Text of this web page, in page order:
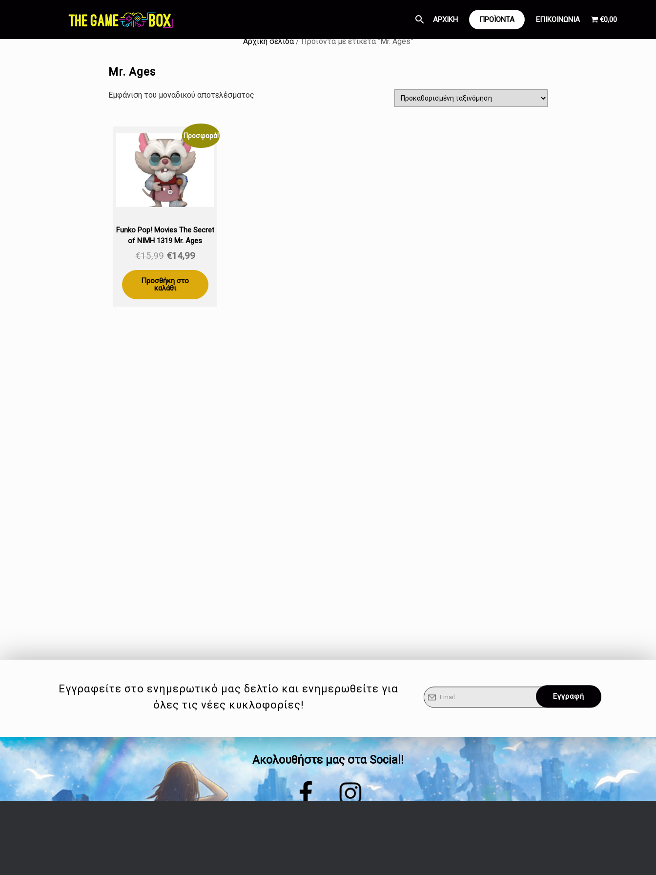
ΑΡΧΙΚΗ ΠΡΟΪΟΝΤΑ ΕΠΙΚΟΙΝΩΝΙΑ €0,00
Αρχική σελίδα/ Προϊόντα με ετικέτα “Mr. Ages”
Mr. Ages
Εμφάνιση του μοναδικού αποτελέσματος
Προσφορά!
Funko Pop! Movies The Secret
of NIMH 1319 Mr. Ages
€15,99 Original
price
was:
€14,99Η
τρέχουσα
τιμή
είναι:
Προσθήκη στο
καλάθι
Εγγραφείτε στο ενημερωτικό μας δελτίο και ενημερωθείτε για
όλες τις νέες κυκλοφορίες!
Ακολουθήστε μας στα Social!